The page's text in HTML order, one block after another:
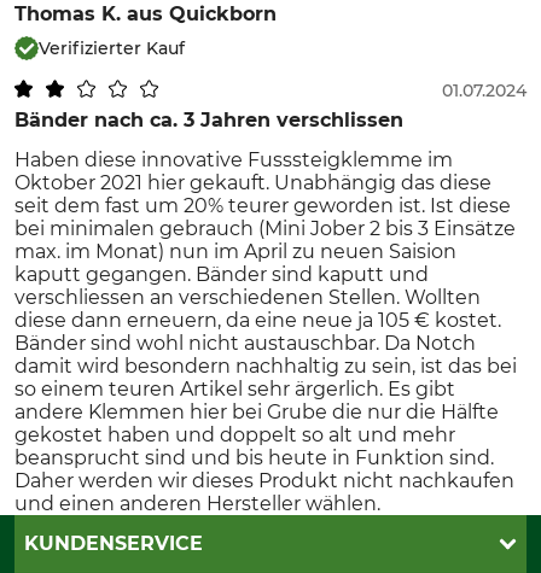
Thomas K. aus Quickborn
Verifizierter Kauf
Bänder nach ca. 3 Jahren verschlissen
01.07.2024
Haben diese innovative Fusssteigklemme im
Oktober 2021 hier gekauft. Unabhängig das diese
seit dem fast um 20% teurer geworden ist. Ist diese
bei minimalen gebrauch (Mini Jober 2 bis 3 Einsätze
max. im Monat) nun im April zu neuen Saision
kaputt gegangen. Bänder sind kaputt und
verschliessen an verschiedenen Stellen. Wollten
diese dann erneuern, da eine neue ja 105 € kostet.
Bänder sind wohl nicht austauschbar. Da Notch
damit wird besondern nachhaltig zu sein, ist das bei
so einem teuren Artikel sehr ärgerlich. Es gibt
andere Klemmen hier bei Grube die nur die Hälfte
gekostet haben und doppelt so alt und mehr
beansprucht sind und bis heute in Funktion sind.
Daher werden wir dieses Produkt nicht nachkaufen
und einen anderen Hersteller wählen.
KUNDENSERVICE